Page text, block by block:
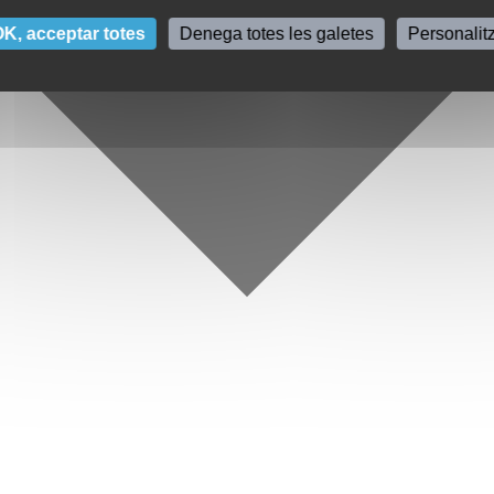
acceptar totes Denega totes les galetes